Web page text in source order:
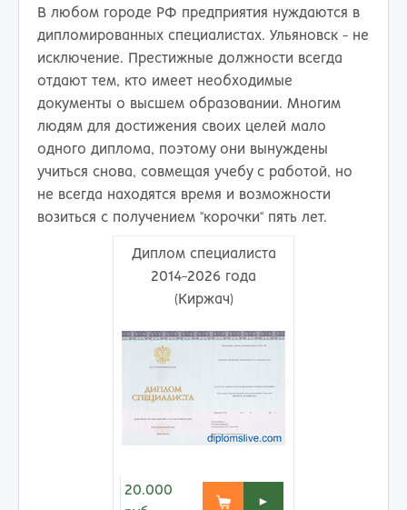
В любом городе РФ предприятия нуждаются в
дипломированных специалистах. Ульяновск - не
исключение. Престижные должности всегда
отдают тем, кто имеет необходимые
документы о высшем образовании. Многим
людям для достижения своих целей мало
одного диплома, поэтому они вынуждены
учиться снова, совмещая учебу с работой, но
не всегда находятся время и возможности
возиться с получением "корочки" пять лет.
Диплом специалиста
2014-2026 года
(Киржач)
20.000
►